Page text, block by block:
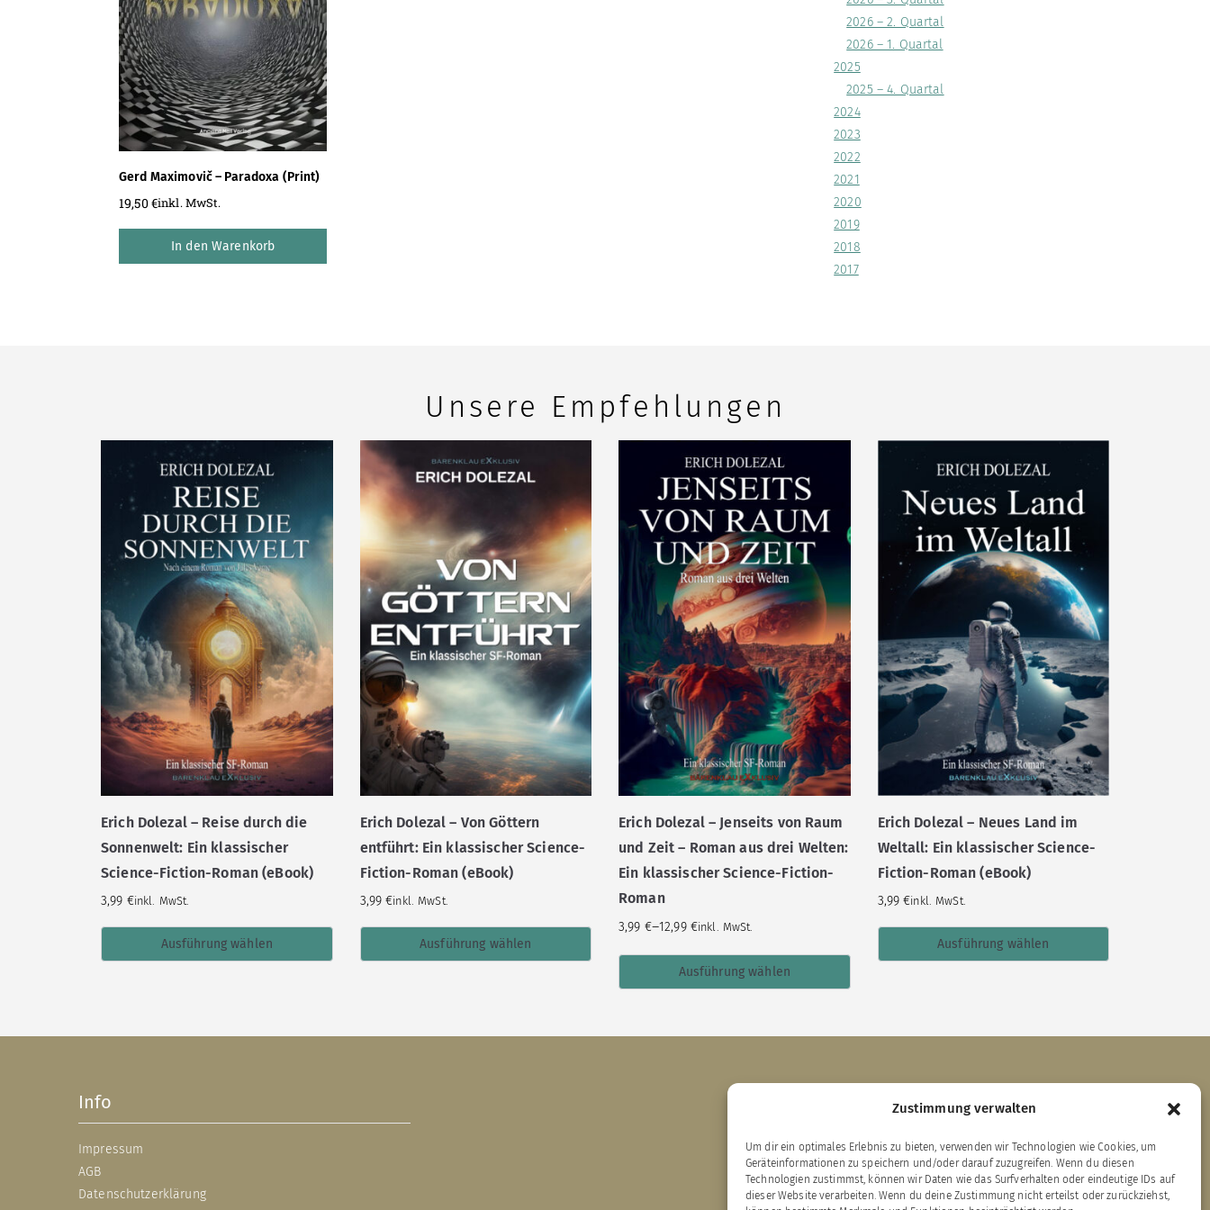
Zustimmung verwalten
Um dir ein optimales Erlebnis zu bieten, verwenden wir Technologien wie Cookies, um
Geräteinformationen zu speichern und/oder darauf zuzugreifen. Wenn du diesen
Technologien zustimmst, können wir Daten wie das Surfverhalten oder eindeutige IDs auf
dieser Website verarbeiten. Wenn du deine Zustimmung nicht erteilst oder zurückziehst,
Gerd Maximovič – Paradoxa (Print)
19,50€inkl. MwSt.
In den Warenkorb
2026 – 2. Quartal
2026 – 1. Quartal
2025
2025 – 4. Quartal
2024
2023
2022
2021
2020
2019
2018
2017
Unsere Empfehlungen
Erich Dolezal – Reise durch die
Sonnenwelt: Ein klassischer
Science-Fiction-Roman (eBook)
3,99 €inkl. MwSt.
Ausführung wählen
Erich Dolezal – Von Göttern
entführt: Ein klassischer Science-
Fiction-Roman (eBook)
3,99€inkl. MwSt.
Ausführung wählen
Erich Dolezal – Jenseits von Raum
und Zeit – Roman aus drei Welten:
Ein klassischer Science-Fiction-
Roman
3,99 €–12,99 €inkl. MwSt.
Ausführung wählen
Erich Dolezal – Neues Land im
Weltall: Ein klassischer Science-
Fiction-Roman (eBook)
3,99€inkl. MwSt.
Ausführung wählen
Info
Impressum
AGB
Datenschutzerklärung
Links zu unseren Partnerverlagen
Bärenklau Exklusiv
Edition Bärenklau
XEBAN-Verlag